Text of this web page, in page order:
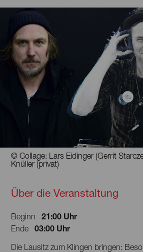
© Collage: Lars Eidinger (Gerrit
Knüller (privat)
Über die Veranstaltung
Beginn 21:00 Uhr
Ende 03:00 Uhr
Die Lausitz zum Klingen bringen: